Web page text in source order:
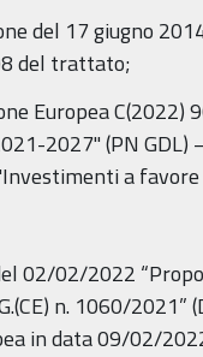
17 giugno
del trattato;
Europea
2027" (PN
a
02/2022
n. 1060/
in data 09/02/